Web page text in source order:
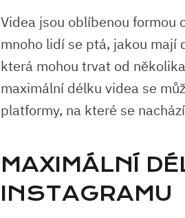
Videa jsou oblíbenou formou
mnoho lidí se ptá, jakou mají
která mohou trvat od
maximální délku videa se
platformy, na které se
MAXIMÁLNÍ
INSTAGRAMU